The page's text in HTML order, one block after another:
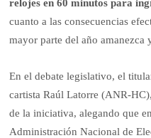
relojes en 60 minutos para
cuanto a las consecuencias
mayor parte del año amanezca
En el debate legislativo, el
cartista Raúl Latorre (ANR-
de la iniciativa, alegando que
Administración Nacional de